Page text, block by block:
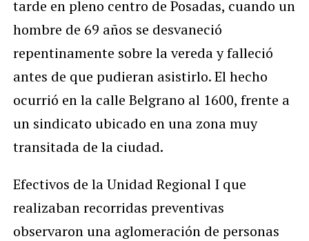
tarde en pleno centro de Posadas, cuando un
hombre de 69 años se desvaneció
repentinamente sobre la vereda y falleció
antes de que pudieran asistirlo. El hecho
ocurrió en la calle Belgrano al 1600, frente a
un sindicato ubicado en una zona muy
transitada de la ciudad.
Efectivos de la Unidad Regional I que
realizaban recorridas preventivas
observaron una aglomeración de personas